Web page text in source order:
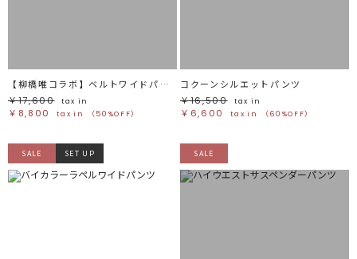
【柳橋唯コラボ】ベルトワイドパンツ
￥17,600
tax in
￥8,800 tax in （50%OFF）
コクーンシルエットパンツ
￥16,500
tax in
￥6,600 tax in （60%OFF）
SALE SET UP SALE